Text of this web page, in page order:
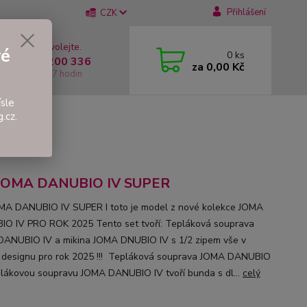
CZK Přihlášení
si rady? Zavolejte.
737 200 336
Pátek: 8 - 17 hodin
0 ks
za 0,00 Kč
DANUBIO IV SUPER
DANUBIO IV SUPER I toto je model z nové kolekce JOMA
IV PRO ROK 2025 Tento set tvoří: Tepláková souprava
IV a mikina JOMA DNUBIO IV s 1/2 zipem vše v
pro rok 2025 !!! Tepláková souprava JOMA DANUBIO
soupravu JOMA DANUBIO IV tvoří bunda s dl... celý